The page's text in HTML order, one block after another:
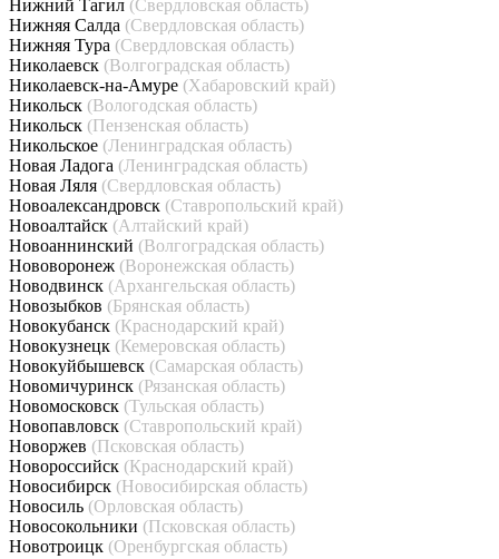
Нижний Тагил (Свердловская область)
Нижняя Салда (Свердловская область)
Нижняя Тура (Свердловская область)
Николаевск (Волгоградская область)
Николаевск-на-Амуре (Хабаровский край)
Никольск (Вологодская область)
Никольск (Пензенская область)
Никольское (Ленинградская область)
Новая Ладога (Ленинградская область)
Новая Ляля (Свердловская область)
Новоалександровск (Ставропольский край)
Новоалтайск (Алтайский край)
Новоаннинский (Волгоградская область)
Нововоронеж (Воронежская область)
Новодвинск (Архангельская область)
Новозыбков (Брянская область)
Новокубанск (Краснодарский край)
Новокузнецк (Кемеровская область)
Новокуйбышевск (Самарская область)
Новомичуринск (Рязанская область)
Новомосковск (Тульская область)
Новопавловск (Ставропольский край)
Новоржев (Псковская область)
Новороссийск (Краснодарский край)
Новосибирск (Новосибирская область)
Новосиль (Орловская область)
Новосокольники (Псковская область)
Новотроицк (Оренбургская область)